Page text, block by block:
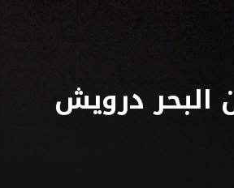
البحر درويش